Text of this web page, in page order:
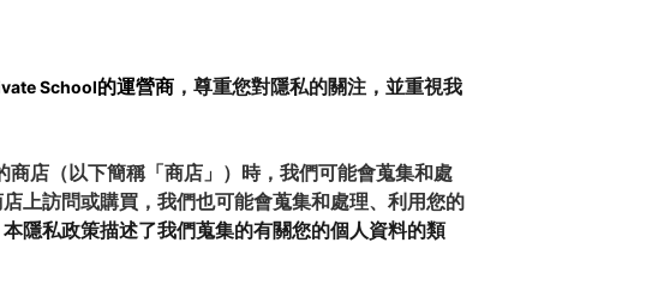
School的運營商 ，尊重您對隱私的關注，並重視我
店（以下簡稱「商店」）時，我們可能會蒐集和處
上訪問或購買，我們也可能會蒐集和處理、利用您的
本隱私政策描述了我們蒐集的有關您的個人資料的類